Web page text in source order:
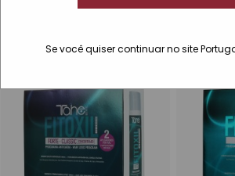
Se você quiser continuar no site